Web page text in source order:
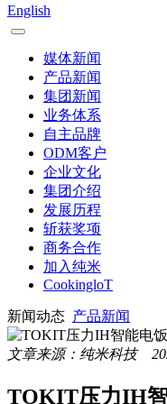
English
媒体新闻
产品新闻
集团新闻
业务体系
自主品牌
ODM客户
企业文化
集团介绍
发展历程
斩获奖项
商务合作
加入纯米
CookingloT
新闻动态 产品新闻
文章来源：纯米科技
TOKIT压力IH智